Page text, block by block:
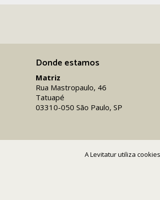
A Levitatur utiliza
Donde estamos
Matriz
Rua Mastropaulo, 46
Tatuapé
03310-050 São Paulo, SP